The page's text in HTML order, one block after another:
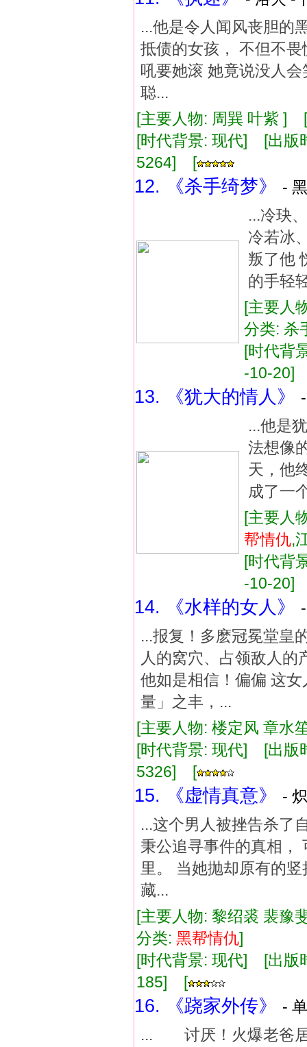
...他是令人闻风丧胆的
抵债的女孩， 不但不
吼要她滚 她竟说没人
聪...
[主要人物: 周巽 叶紫
[时代背景: 现代] [出
5264] [
12. 《杀手绮梦》
-
...冷玦
冷若冰
叛了他
的手轻
[主要人
分类: 杀
[时代背
-10-
13. 《犹大的情人》
...他是
法想像
天，他
成了一
[主要人
帮情仇,
[时代背
-10-
14. 《水样的女人》
...报复！多麽冠冕堂皇
人的窝穴、占领敌人
他如是相信！偏偏 这
量」之丰，...
[主要人物: 楼定风 章
[时代背景: 现代] [出
5326] [
15. 《虚情真意》
-
...这个男人被挫告杀了
秉公追寻事件的真相，
里。 当她抛却原有的
藏...
[主要人物: 黎绍裘 裴
分类: 黑帮情仇]
[时代背景: 现代] [出
185] [
16. 《跷家外传》
-
... 讨厌！火爆老爸居